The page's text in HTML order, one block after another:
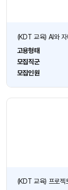
(KDT 교육) AI와
고용형태
모집직군
모집인원
(KDT 교육) 프로젝